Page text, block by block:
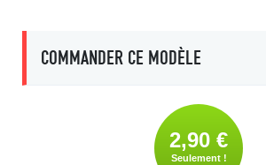
COMMANDER CE MODÈLE
2,90 €
Seulement !